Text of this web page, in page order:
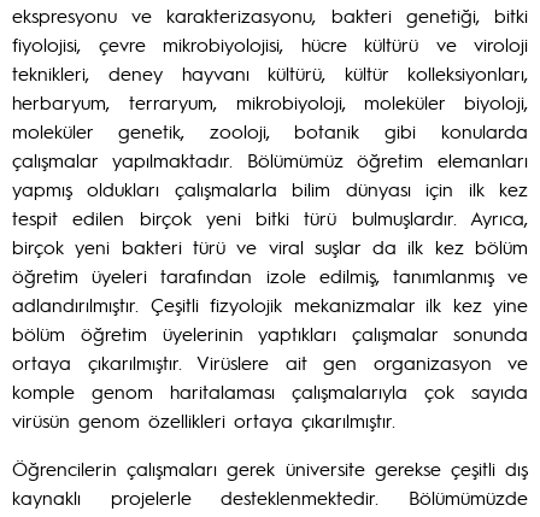
ekspresyonu ve karakterizasyonu, bakteri genetiği, bitki
fiyolojisi, çevre mikrobiyolojisi, hücre kültürü ve viroloji
teknikleri, deney hayvanı kültürü, kültür kolleksiyonları,
herbaryum, terraryum, mikrobiyoloji, moleküler biyoloji,
moleküler genetik, zooloji, botanik gibi konularda
çalışmalar yapılmaktadır. Bölümümüz öğretim elemanları
yapmış oldukları çalışmalarla bilim dünyası için ilk kez
tespit edilen birçok yeni bitki türü bulmuşlardır. Ayrıca,
birçok yeni bakteri türü ve viral suşlar da ilk kez bölüm
öğretim üyeleri tarafından izole edilmiş, tanımlanmış ve
adlandırılmıştır. Çeşitli fizyolojik mekanizmalar ilk kez yine
bölüm öğretim üyelerinin yaptıkları çalışmalar sonunda
ortaya çıkarılmıştır. Virüslere ait gen organizasyon ve
komple genom haritalaması çalışmalarıyla çok sayıda
virüsün genom özellikleri ortaya çıkarılmıştır.
Öğrencilerin çalışmaları gerek üniversite gerekse çeşitli dış
kaynaklı projelerle desteklenmektedir. Bölümümüzde